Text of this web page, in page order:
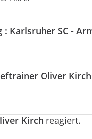
: Karlsruher SC -
Oliver Kirch
Kirch reagiert.